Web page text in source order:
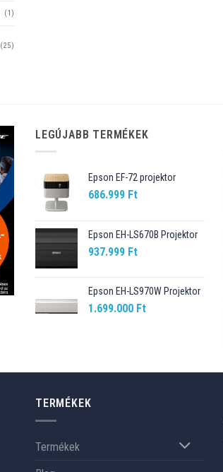
(1)
(25)
LEGÚJABB TERMÉKEK
Epson EF-72 projektor
686.999 Ft
Epson EH-LS670B Projektor
937.999 Ft
Epson EH-LS970W Projektor
1.699.000 Ft
TERMÉKEK
Termékek